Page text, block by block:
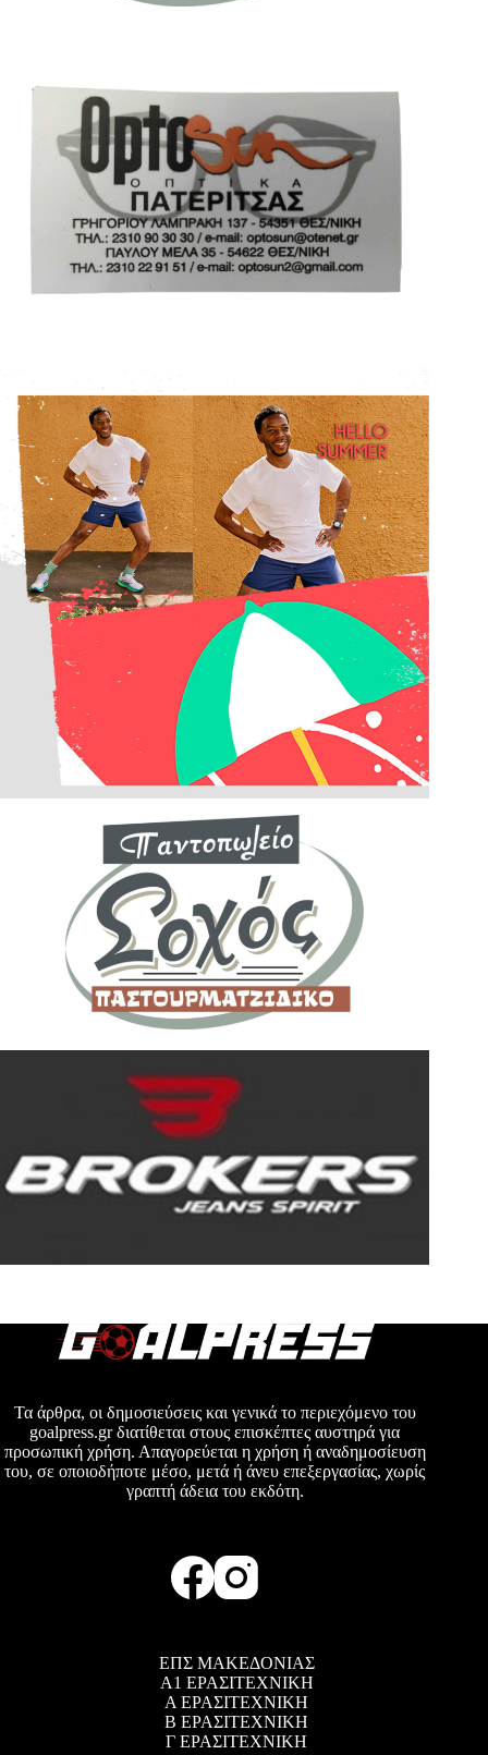
Τα άρθρα, οι δημοσιεύσεις και γενικά το περιεχόμενο του
goalpress.gr διατίθεται στους επισκέπτες αυστηρά για
προσωπική χρήση. Απαγορεύεται η χρήση ή αναδημοσίευση
του, σε οποιοδήποτε μέσο, μετά ή άνευ επεξεργασίας, χωρίς
γραπτή άδεια του εκδότη.
ΕΠΣ ΜΑΚΕΔΟΝΙΑΣ
Α1 ΕΡΑΣΙΤΕΧΝΙΚΗ
Α ΕΡΑΣΙΤΕΧΝΙΚΗ
Β ΕΡΑΣΙΤΕΧΝΙΚΗ
Γ ΕΡΑΣΙΤΕΧΝΙΚΗ